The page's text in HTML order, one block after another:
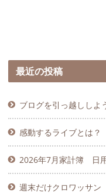
最近の投稿
ブログを引っ越ししよ
感動するライブとは？
2026年7月家計簿 日
週末だけクロワッサ